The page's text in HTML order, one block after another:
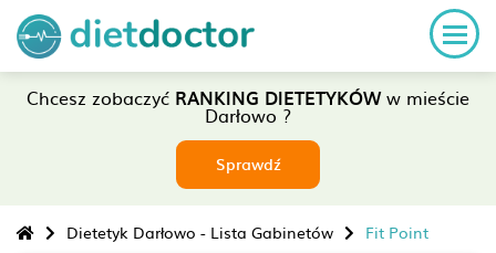
Chcesz zobaczyć RANKING DIETETYKÓWw mieście
Darłowo ?
Sprawdź
Dietetyk Darłowo - Lista Gabinetów Fit Point